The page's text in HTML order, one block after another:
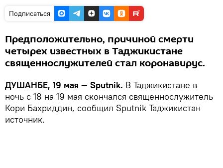
Подписаться
Предположительно, причиной смерти
четырех известных в Таджикистане
священнослужителей стал коронавирус.
ДУШАНБЕ, 19 мая — Sputnik. В Таджикистане в
ночь с 18 на 19 мая скончался священнослужитель
Кори Бахриддин, сообщил Sputnik Таджикистан
источник.